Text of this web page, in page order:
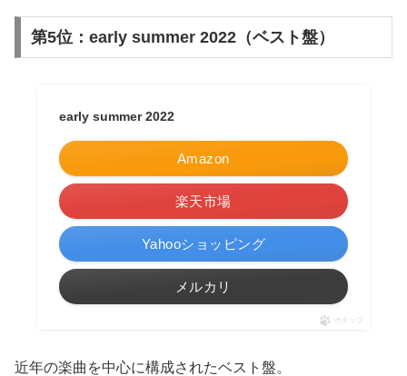
第5位：early summer 2022（ベスト盤）
early summer 2022
Amazon
楽天市場
Yahooショッピング
メルカリ
ポチップ
近年の楽曲を中心に構成されたベスト盤。